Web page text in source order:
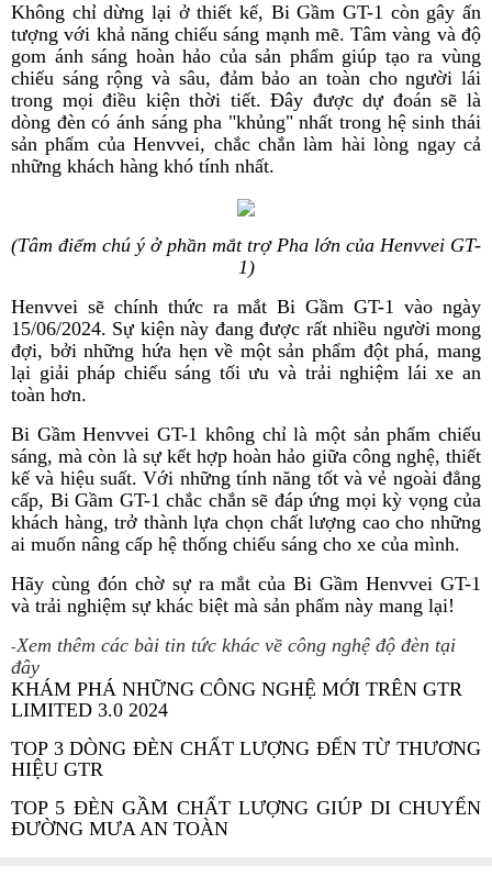
Không chỉ dừng lại ở thiết kế, Bi Gầm GT-1 còn gây ấn
tượng với khả năng chiếu sáng mạnh mẽ. Tâm vàng và độ
gom ánh sáng hoàn hảo của sản phẩm giúp tạo ra vùng
chiếu sáng rộng và sâu, đảm bảo an toàn cho người lái
trong mọi điều kiện thời tiết. Đây được dự đoán sẽ là
dòng đèn có ánh sáng pha "khủng" nhất trong hệ sinh thái
sản phẩm của Henvvei, chắc chắn làm hài lòng ngay cả
những khách hàng khó tính nhất.
(Tâm điểm chú ý ở phần mắt trợ Pha lớn của Henvvei GT-
1)
Henvvei sẽ chính thức ra mắt Bi Gầm GT-1 vào ngày
15/06/2024. Sự kiện này đang được rất nhiều người mong
đợi, bởi những hứa hẹn về một sản phẩm đột phá, mang
lại giải pháp chiếu sáng tối ưu và trải nghiệm lái xe an
toàn hơn.
Bi Gầm Henvvei GT-1 không chỉ là một sản phẩm chiếu
sáng, mà còn là sự kết hợp hoàn hảo giữa công nghệ, thiết
kế và hiệu suất. Với những tính năng tốt và vẻ ngoài đẳng
cấp, Bi Gầm GT-1 chắc chắn sẽ đáp ứng mọi kỳ vọng của
khách hàng, trở thành lựa chọn chất lượng cao cho những
ai muốn nâng cấp hệ thống chiếu sáng cho xe của mình.
Hãy cùng đón chờ sự ra mắt của Bi Gầm Henvvei GT-1
và trải nghiệm sự khác biệt mà sản phẩm này mang lại!
-Xem thêm các bài tin tức khác về công nghệ độ đèn tại
đây
KHÁM PHÁ NHỮNG CÔNG NGHỆ MỚI TRÊN GTR
LIMITED 3.0 2024
TOP 3 DÒNG ĐÈN CHẤT LƯỢNG ĐẾN TỪ THƯƠNG
HIỆU GTR
TOP 5 ĐÈN GẦM CHẤT LƯỢNG GIÚP DI CHUYỂN
ĐƯỜNG MƯA AN TOÀN